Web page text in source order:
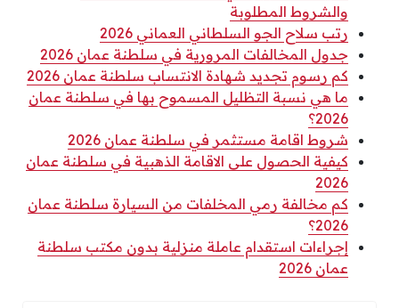
والشروط المطلوبة
رتب سلاح الجو السلطاني العماني 2026
جدول المخالفات المرورية في سلطنة عمان 2026
كم رسوم تجديد شهادة الانتساب سلطنة عمان 2026
ما هي نسبة التظليل المسموح بها في سلطنة عمان
2026؟
شروط اقامة مستثمر في سلطنة عمان 2026
كيفية الحصول على الاقامة الذهبية في سلطنة عمان
2026
كم مخالفة رمي المخلفات من السيارة سلطنة عمان
2026؟
إجراءات استقدام عاملة منزلية بدون مكتب سلطنة
عمان 2026